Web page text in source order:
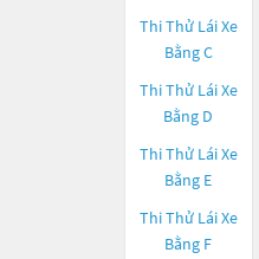
Thi Thử Lái Xe
Bằng C
Thi Thử Lái Xe
Bằng D
Thi Thử Lái Xe
Bằng E
Thi Thử Lái Xe
Bằng F